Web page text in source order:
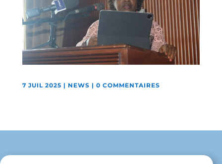
7 JUIL 2025 | NEWS | 0 COMMENTAIRES